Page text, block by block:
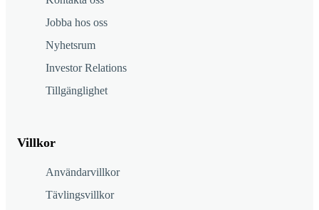
Jobba hos oss
Nyhetsrum
Investor Relations
Tillgänglighet
Villkor
Användarvillkor
Tävlingsvillkor